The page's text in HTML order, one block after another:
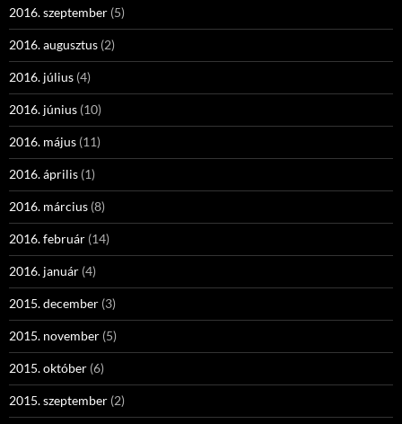
2016. szeptember (5)
2016. augusztus (2)
2016. július (4)
2016. június (10)
2016. május (11)
2016. április (1)
2016. március (8)
2016. február (14)
2016. január (4)
2015. december (3)
2015. november (5)
2015. október (6)
2015. szeptember (2)